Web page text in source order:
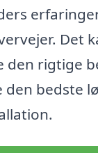
Det
den rigtige
den bedste